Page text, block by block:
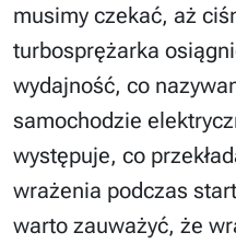
musimy czekać, aż
turbosprężarka
wydajność, co
samochodzie
występuje, co
wrażenia podczas
warto zauważyć, że